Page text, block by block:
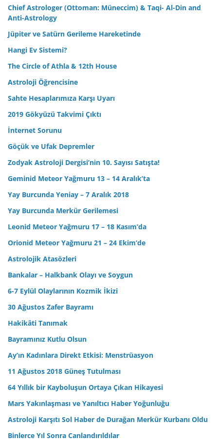
Chief Astrologer (Ottoman: Müneccim) & Taqi- Al-Din and
Anti-Astrology
Jüpiter ve Satürn Gerileme Hareketinde
Hangi Ev Sistemi?
The Circle of Athla & 12th House
Astroloji Öğrencisine
Sahte Hesaplarımıza Karşı Uyarı
2019 Gökyüzü Takvimi Çıktı
İnternet Sorunu
Göçük ve Ufak Depremler
Zodyak Astroloji Dergisi’nin 10. Sayısı Satışta!
Geminid Meteor Yağmuru 13 – 14 Aralık’ta
Yay Burcunda Yeniay – 7 Aralık 2018
Yay Burcunda Merkür Gerilemesi
Leonid Meteor Yağmuru 17 – 18 Kasım’da
Orionid Meteor Yağmuru 21 – 24 Ekim’de
Astrolojik Atasözleri
Bankalar – Halkbank Olayı ve Soygun
6-7 Eylül Olaylarının Kozmik İkizi
30 Ağustos Zafer Bayramı
Hakikâti Tanımak
Bayramınız Kutlu Olsun
Ay’ın Kadınlara Direkt Etkisi: Menstrüasyon
11 Ağustos 2018 Güneş Tutulması
64 Yıllık bir Kayboluşun Ortaya Çıkan Hikayesi
Mars Yakınlaşması ve Yanıltıcı Haber Yoğunluğu
Astroloji Karşıtı Sol Haber de Durağan Merkür Kurbanı Oldu
Binlerce Yıl Sonra Canlandırıldılar